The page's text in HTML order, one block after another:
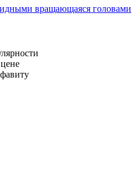
вращающаяся головами